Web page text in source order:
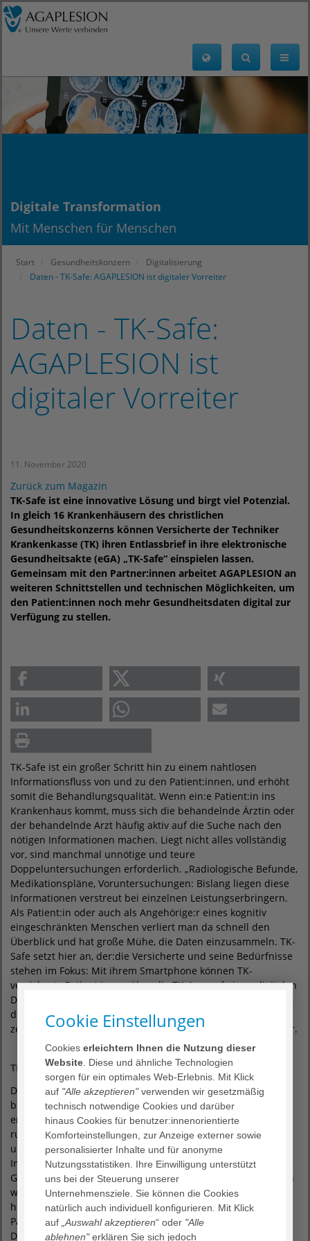
Digitale Transformation
Mit Menschen für Menschen
Start Gesundheitskonzern
Digitalisierung
Daten - TK-Safe: AGAPLESION ist digitaler Vorreiter
Daten - TK-Safe:
AGAPLESION ist
digitaler Vorreiter
11. November 2020
Zurück zum Magazin
TK-Safe ist eine innovative Lösung und birgt viel Potenzial.
In gleich 16 Krankenhäusern des christlichen
Gesundheitskonzerns können Versicherte der Techniker
Krankenkasse (TK) ihren Entlassbrief in ihre elektronische
Gesundheitsakte (eGA) „TK-Safe“ einspielen lassen.
Gemeinsam mit den Partner:innen arbeitet AGAPLESION an
weiteren Schnittstellen und technischen Möglichkeiten, um
den Patient:innen noch mehr Gesundheitsdaten digital zur
Verfügung zu stellen.
TK-Safe ist ein großer Schritt hin zu einem nahtlosen
Informationsfluss von und zu den Patient:innen, und erhöht
somit die Behandlungsqualität. Wenn ein:e Patient:in ins
Krankenhaus kommt, muss sich die behandelnde Ärztin oder
der behandelnde Arzt häufig aktiv auf die Suche nach den
nötigen Informationen machen. Liegt nicht alles vollständig
vor, sind manchmal unnötige und teure
Doppeluntersuchungen erforderlich. „Radiologische Befunde,
Medikationspläne, Voruntersuchungen: Bislang liegen diese
Informationen verstreut bei einzelnen Leistungserbringern.
Als Patient:in oder auch als Angehörige:r eines kognitiv
eingeschränkten Menschen verliert man da schnell den
Überblick und hat große Mühe, die Daten einzusammeln. TK-
Safe setzt hier an, der:die Versicherte und seine Bedürfnisse
stehen im Fokus: Mit ihrem Smartphone können TK-
versicherte Patient:innen über die TK-App auf einen digitalen
Datentresor zugreifen. Hier liegen ihre medizinischen Daten,
die sie selbst sammeln und verwalten können, an einem
zentralen Ort. Das Angebot ist freiwillig, kostenlos und sicher.
TK-Safe bei AGAPLESION
Die Techniker Krankenkasse hat 10 Mio. Versicherte und
bietet damit die beste Voraussetzung, mit TK-Safe einen
erfolgreichen Standard zu setzen. AGAPLESION behandelt
rund 70.000 TK-Versicherte im Jahr. Neben den Diagnosen
und durchgeführten Behandlungen sind dort auch
Informationen zur Medikation sowie Laborwerte aufgelistet.
Geschulte AGAPLESION-Mitarbeiter:innen in den Aufnahmen
weisen TK-Versicherte fortan auf die Möglichkeiten der eGA
hin und geben ihnen einen Informationsflyer. Den
Patient:innen steht es dann frei zu entscheiden, ob ihre
Daten aus dem klinischen Arztbrief in ihre eGA eingespielt
Cookie Einstellungen
Cookieserleichtern Ihnen die Nutzung dieser
Website . Diese und ähnliche Technologien
sorgen für ein optimales Web-Erlebnis. Mit Klick
auf "Alle akzeptieren"verwenden wir gesetzmäßig
technisch notwendige Cookies und darüber
hinaus Cookies für benutzer:innenorientierte
Komforteinstellungen, zur Anzeige externer sowie
personalisierter Inhalte und für anonyme
Nutzungsstatistiken. Ihre Einwilligung unterstützt
uns bei der Steuerung unserer
Unternehmensziele. Sie können die Cookies
natürlich auch individuell konfigurieren. Mit Klick
auf „Auswahl akzeptieren“ oder "Alle
ablehnen"erklären Sie sich jedoch